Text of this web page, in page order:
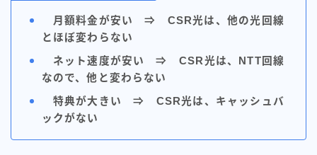
月額料金が安い ⇒ CSR光は、他の光回線
とほぼ変わらない
ネット速度が安い ⇒ CSR光は、NTT回線
なので、他と変わらない
特典が大きい ⇒ CSR光は、キャッシュバ
ックがない